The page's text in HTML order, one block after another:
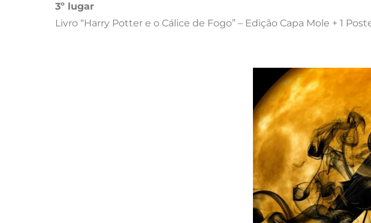
3º lugar
Livro “Harry Potter e o Cálice de Fogo” – Edição Capa Mole + 1